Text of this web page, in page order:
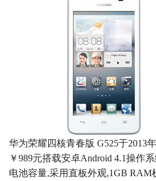
华为荣耀四核青春版 G525于2013
￥989元搭载安卓Android 4.1操作
电池容量,采用直板外观,1GB RAM